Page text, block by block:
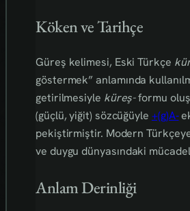
Köken ve Tarihçe
Güreş kelimesi, Eski Türkçe
göstermek” anlamında
getirilmesiyle küreş-formu
(güçlü, yiğit) sözcüğüyle +(g)A‑
pekiştirmiştir. Modern
ve duygu dünyasındaki
Anlam Derinliği